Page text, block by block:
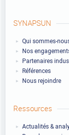
SYNAPSUN
Qui sommes-
Nos
Partenaires
Références
Nous rejoindre
Ressources
Actualités &